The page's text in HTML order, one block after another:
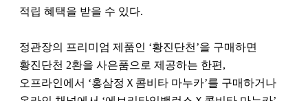
적립 혜택을 받을 수 있다.
정관장의 프리미엄 제품인 ‘황진단천’을 구매하면
황진단천 2환을 사은품으로 제공하는 한편,
오프라인에서 ‘홍삼정Ｘ콤비타 마누카’를 구매하거나